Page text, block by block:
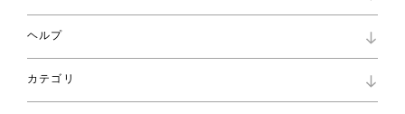
ロイヤリティプログラム
パスワード再設定
ショッピングバッグ
ヘルプ
お問い合わせ
よくあるご質問
カテゴリ